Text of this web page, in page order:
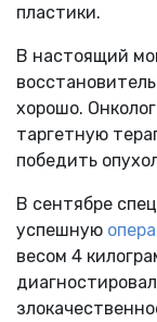
пластики.
В настоящий
хорошо.
таргетную
победить
В сентябре
успешную
весом 4